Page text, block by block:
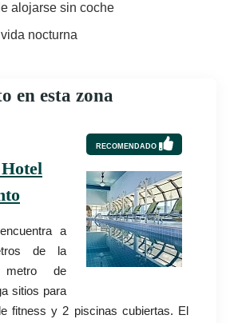
alojarse sin coche
nocturna
en esta zona
RECOMENDADO
a
de la
de
sitios para
fitness y 2 piscinas cubiertas. El